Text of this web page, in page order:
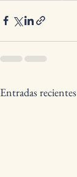
Entradas recientes